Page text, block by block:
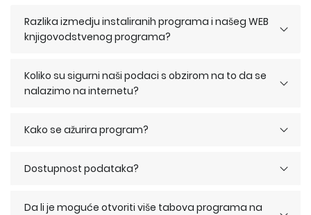
Razlika izmedju instaliranih programa i našeg WEB
knjigovodstvenog programa?
Koliko su sigurni naši podaci s obzirom na to da se
nalazimo na internetu?
Kako se ažurira program?
Dostupnost podataka?
Da li je moguće otvoriti više tabova programa na